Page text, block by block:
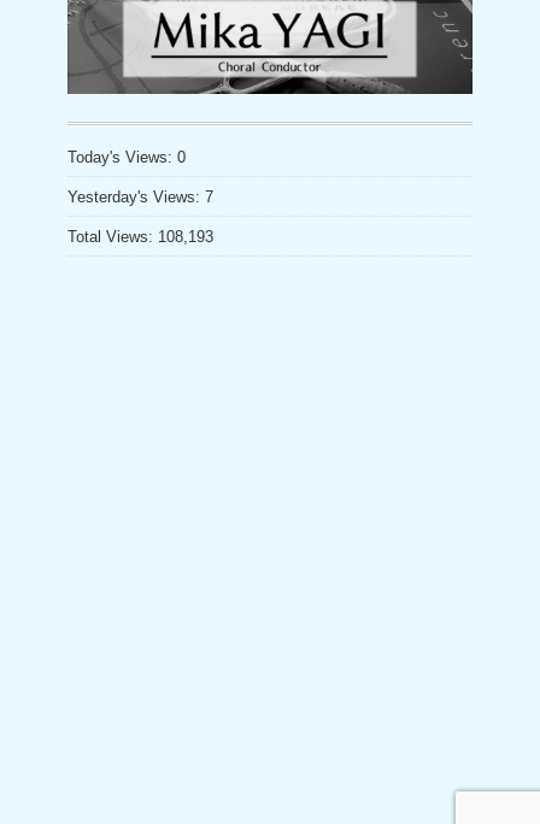
h
a
n
el
ゴ
Today's Views: 0
Yesterday's Views: 7
Total Views: 108,193